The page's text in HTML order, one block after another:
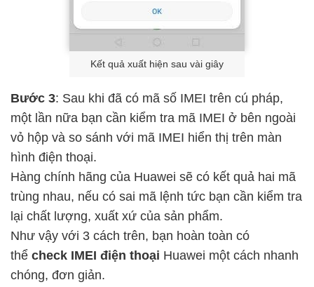
Kết quả xuất hiện sau vài giây
Bước 3: Sau khi đã có mã số IMEI trên cú pháp,
một lần nữa bạn cần kiểm tra mã IMEI ở bên ngoài
vỏ hộp và so sánh với mã IMEI hiển thị trên màn
hình điện thoại.
Hàng chính hãng của Huawei sẽ có kết quả hai mã
trùng nhau, nếu có sai mã lệnh tức bạn cần kiểm tra
lại chất lượng, xuất xứ của sản phẩm.
Như vậy với 3 cách trên, bạn hoàn toàn có
thể check IMEI điện thoại Huawei một cách nhanh
chóng, đơn giản.